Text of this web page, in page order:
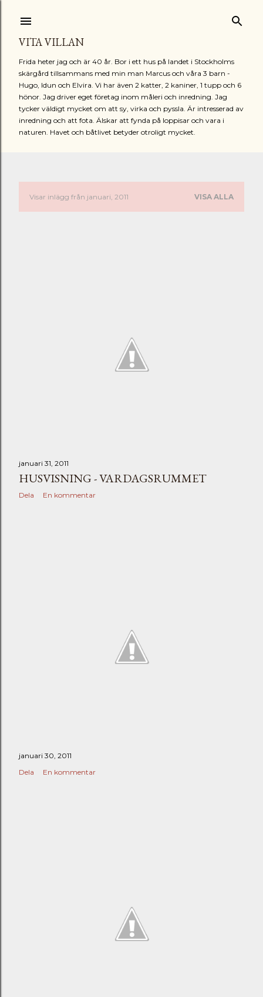
VITA VILLAN
Frida heter jag och är 40 år. Bor i ett hus på landet i Stockholms
skärgård tillsammans med min man Marcus och våra 3 barn -
Hugo, Idun och Elvira. Vi har även 2 katter, 2 kaniner, 1 tupp och 6
hönor. Jag driver eget företag inom måleri och inredning. Jag
tycker väldigt mycket om att sy, virka och pyssla. Är intresserad av
inredning och att fota. Älskar att fynda på loppisar och vara i
naturen. Havet och båtlivet betyder otroligt mycket.
I Visar inlägg från januari, 2011 VISA ALLA
januari 31, 2011
HUSVISNING - VARDAGSRUMMET
Dela En kommentar
januari 30, 2011
Dela
En kommentar